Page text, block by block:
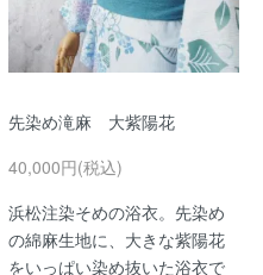
先染め滝麻 大紫陽花
40,000円(税込)
浜松注染そめの浴衣。先染め
の綿麻生地に、大きな紫陽花
をいっぱい染め抜いた浴衣で